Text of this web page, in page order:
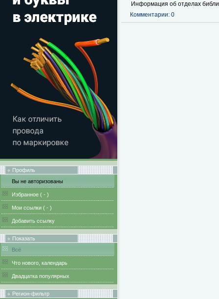
Профиль
Вы не авторизованы
Избранное ( - )
Мои ссылки ( - )
Добавить ссылку
Показать
Всё
Что нового, календарь
Двадцатка популярных
Регион-фильтр
Информация об отделах
Комментарии: 0